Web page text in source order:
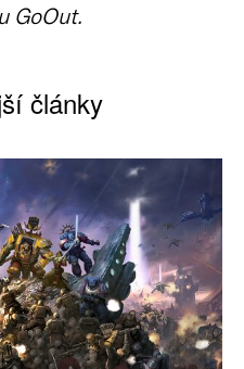
GoOut.
články